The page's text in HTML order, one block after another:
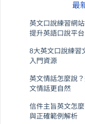
最
英文口說練習網
提升英語口說平台
8大英文口說練習
入門資源
英文情話怎麼說
文情話更自然
信件主旨英文怎
與正確範例解析